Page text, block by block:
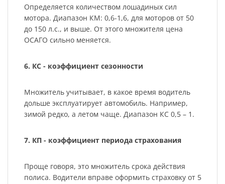
Определяется количеством лошадиных сил
мотора. Диапазон КМ: 0,6-1,6, для моторов от 50
до 150 л.с., и выше. От этого множителя цена
ОСАГО сильно меняется.
6. КС - коэффициент сезонности
Множитель учитывает, в какое время водитель
дольше эксплуатирует автомобиль. Например,
зимой редко, а летом чаще. Диапазон КС 0,5 – 1.
7. КП - коэффициент периода страхования
Проще говоря, это множитель срока действия
полиса. Водители вправе оформить страховку от 5